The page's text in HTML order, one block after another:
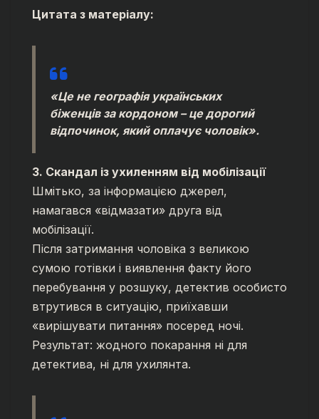
Цитата з матеріалу:
«Це не географія українських
біженців за кордоном – це дорогий
відпочинок, який оплачує чоловік».
3. Скандал із ухиленням від мобілізації
Шмітько, за інформацією джерел,
намагався «відмазати» друга від
мобілізації.
Після затримання чоловіка з великою
сумою готівки і виявлення факту його
перебування у розшуку, детектив особисто
втрутився в ситуацію, приїхавши
«вирішувати питання» посеред ночі.
Результат: жодного покарання ні для
детектива, ні для ухилянта.